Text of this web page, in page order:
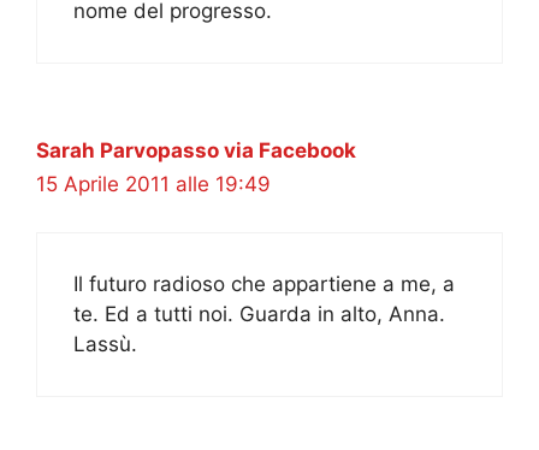
nome del progresso.
Sarah Parvopasso via Facebook
15 Aprile 2011 alle 19:49
Il futuro radioso che appartiene a me, a
te. Ed a tutti noi. Guarda in alto, Anna.
Lassù.